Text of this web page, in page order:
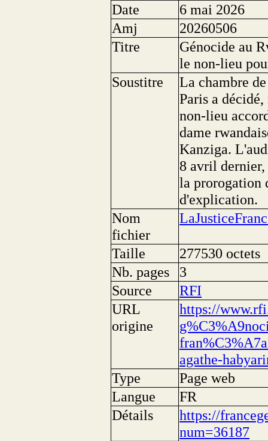
Date
6 mai 2026
Amj
20260506
Titre
Génocide au
le non-lieu
Soustitre
La chambre
Paris a
non-lieu
dame
Kanziga.
8 avril
la prorogation
d'explication.
Nom
fichier
Taille
277530 octets
Nb. pages
3
Source
RFI
URL
origine
https://
agathe-
Type
Page web
Langue
FR
Détails
https://
num=36187